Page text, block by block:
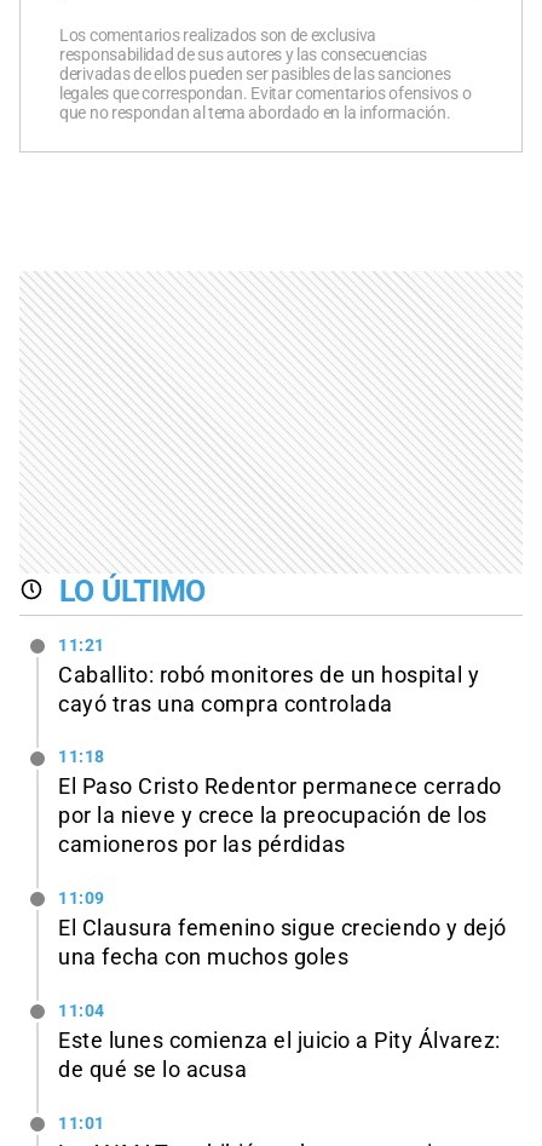
Los comentarios realizados son de exclusiva
responsabilidad de sus autores y las consecuencias
derivadas de ellos pueden ser pasibles de las sanciones
legales que correspondan. Evitar comentarios ofensivos o
que no respondan al tema abordado en la información.
LO ÚLTIMO
11:21
Caballito: robó monitores de un hospital y
cayó tras una compra controlada
11:18
El Paso Cristo Redentor permanece cerrado
por la nieve y crece la preocupación de los
camioneros por las pérdidas
11:09
El Clausura femenino sigue creciendo y dejó
una fecha con muchos goles
11:04
Este lunes comienza el juicio a Pity Álvarez:
de qué se lo acusa
11:01